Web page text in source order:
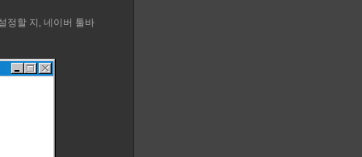
정할 지, 네이버 툴바